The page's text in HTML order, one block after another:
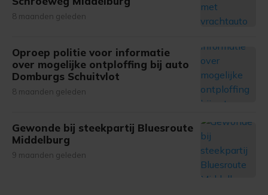
8 maanden geleden
Oproep politie voor informatie
over mogelijke ontploffing bij auto
Domburgs Schuitvlot
8 maanden geleden
Gewonde bij steekpartij Bluesroute
Middelburg
9 maanden geleden